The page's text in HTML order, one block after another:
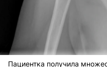
Пациентка получила